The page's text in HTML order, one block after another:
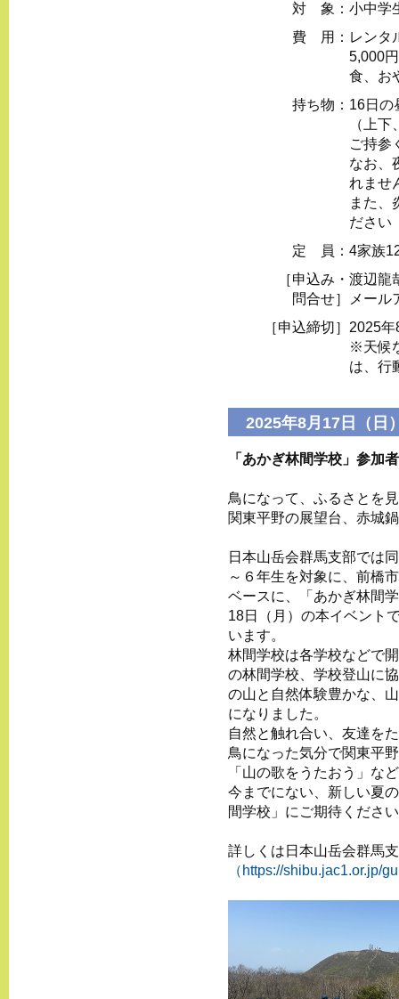
対 象： 小中学
費 用： レンタ
5,000
食、お
持ち物： 16日の
（上
ご持参
なお、
れませ
また、
ださい
定 員： 4家族
［申込み・
問合せ］
渡辺龍
メール
［申込締切］ 2025
※天候
は、行
2025年8月17日（日
「あかぎ林間学校」参加
鳥になって、ふるさとを
関東平野の展望台、赤城
日本山岳会群馬支部では
～６年生を対象に、前橋
ベースに、「あかぎ林間
18日（月）の本イベント
います。
林間学校は各学校などで
の林間学校、学校登山に
の山と自然体験豊かな、
になりました。
自然と触れ合い、友達を
鳥になった気分で関東平
「山の歌をうたおう」な
今までにない、新しい夏
間学校」にご期待くださ
詳しくは日本山岳会群馬
（https://shibu.jac1.or.jp/